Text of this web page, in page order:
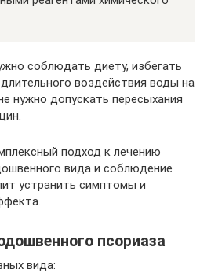
соблюдать диету, избегать
воздействия воды на
нужно допускать пересыхания
подход к лечению
вида и соблюдение
устранить симптомы и
псориаза
вида: